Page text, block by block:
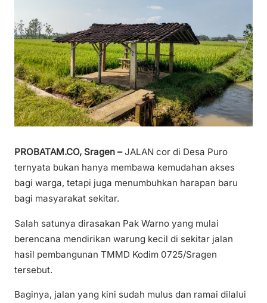
PROBATAM.CO, Sragen –JALAN cor di Desa Puro
ternyata bukan hanya membawa kemudahan akses
bagi warga, tetapi juga menumbuhkan harapan baru
bagi masyarakat sekitar.
Salah satunya dirasakan Pak Warno yang mulai
berencana mendirikan warung kecil di sekitar jalan
hasil pembangunan TMMD Kodim 0725/Sragen
tersebut.
Baginya, jalan yang kini sudah mulus dan ramai dilalui